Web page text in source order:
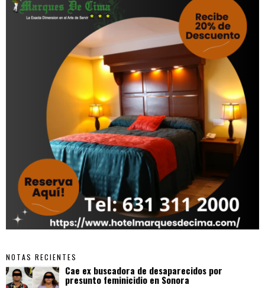
NOTAS RECIENTES
Cae ex buscadora de desaparecidos por
presunto feminicidio en Sonora